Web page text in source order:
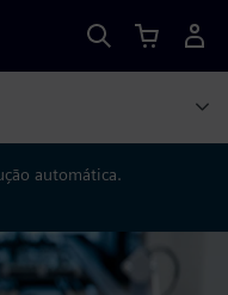
automática.